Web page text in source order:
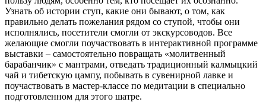
Узнать об истории ступ, какие они бывают, о том, как
правильно делать пожелания рядом со ступой, чтобы они
исполнялись, посетители смогли от экскурсоводов. Все
желающие смогли поучаствовать в интерактивной программе
выставки – самостоятельно повращать «молитвенный
барабанчик» с мантрами, отведать традиционный калмыцкий
чай и тибетскую цампу, побывать в сувенирной лавке и
поучаствовать в мастер-классе по медитации в специально
подготовленном для этого шатре.